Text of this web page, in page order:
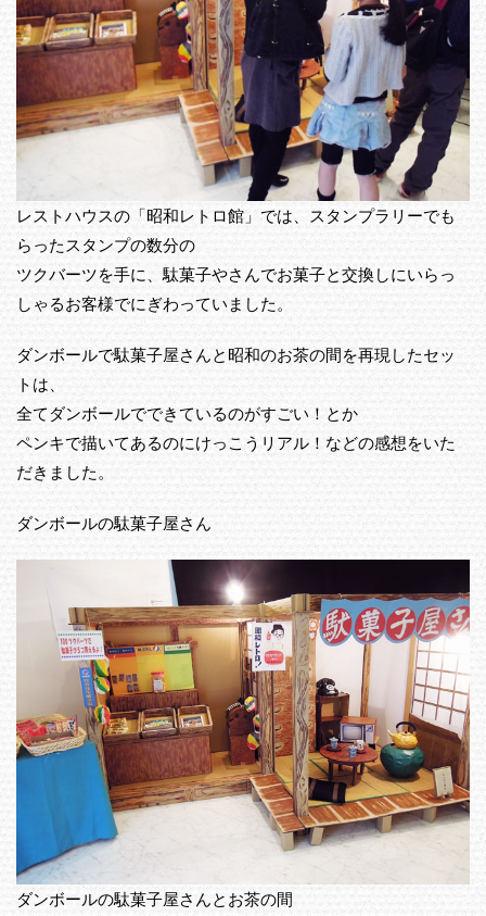
レストハウスの「昭和レトロ館」では、スタンプラリーでも
らったスタンプの数分の
ツクバーツを手に、駄菓子やさんでお菓子と交換しにいらっ
しゃるお客様でにぎわっていました。
ダンボールで駄菓子屋さんと昭和のお茶の間を再現したセッ
トは、
全てダンボールでできているのがすごい！とか
ペンキで描いてあるのにけっこうリアル！などの感想をいた
だきました。
ダンボールの駄菓子屋さん
ダンボールの駄菓子屋さんとお茶の間